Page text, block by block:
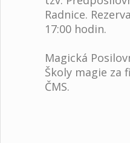
Radnice.
17:00 hodin.
Magická
Školy magie za
ČMS.